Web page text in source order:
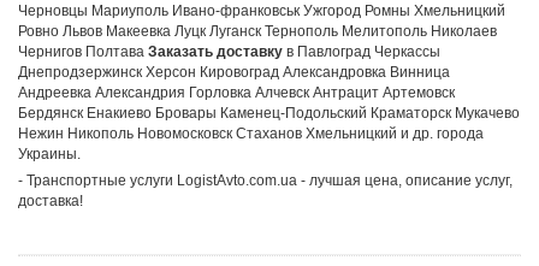
Черновцы Мариуполь Ивано-франковськ Ужгород Ромны Хмельницкий
Ровно Львов Макеевка Луцк Луганск Тернополь Мелитополь Николаев
Чернигов Полтава Заказать доставку в Павлоград Черкассы
Днепродзержинск Херсон Кировоград Александровка Винница
Андреевка Александрия Горловка Алчевск Антрацит Артемовск
Бердянск Енакиево Бровары Каменец-Подольский Краматорск Мукачево
Нежин Никополь Новомосковск Стаханов Хмельницкий и др. города
Украины.
- Транспортные услуги LogistAvto.com.ua - лучшая цена, описание услуг,
доставка!